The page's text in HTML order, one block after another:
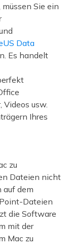
Sie ein
Data
Es handelt
usw.
Ihres
zu
Dateien nicht
auf dem
Dateien
die Software
mit der
Mac zu